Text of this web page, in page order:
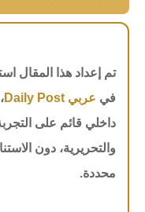
تم إعداد هذا المقال
في عربي Daily Post
داخلي قائم على
والتحريرية، دون
محددة.